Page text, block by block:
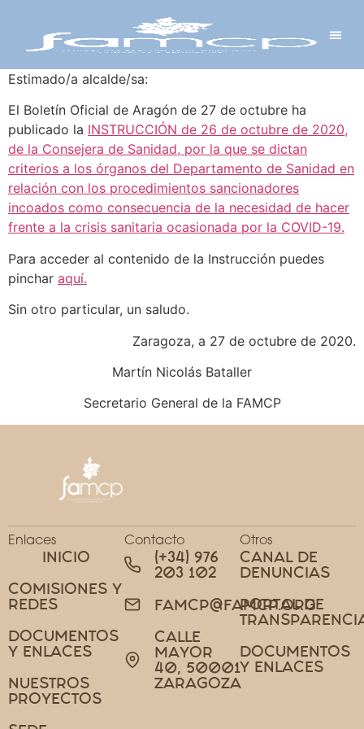
Estimado/a alcalde/sa:
El Boletín Oficial de Aragón de 27 de octubre ha
publicado la INSTRUCCIÓN de 26 de octubre de 2020,
de la Consejera de Sanidad, por la que se dictan
criterios a los órganos del Departamento de Sanidad en
relación con los procedimientos sancionadores
incoados como consecuencia de la necesidad de hacer
frente a la crisis sanitaria ocasionada por la COVID-19.
Para acceder al contenido de la Instrucción puedes
pinchar aquí.
Sin otro particular, un saludo.
Zaragoza, a 27 de octubre de 2020.
Martín Nicolás Bataller
Secretario General de la FAMCP
Enlaces
INICIO
COMISIONES Y
REDES
DOCUMENTOS
Y ENLACES
NUESTROS
PROYECTOS
Contacto
(+34) 976
203 102
FAMCP@FAMCP.ORG
CALLE
MAYOR
40, 50001
ZARAGOZA
Otros
CANAL DE
DENUNCIAS
PORTAL DE
DOCUMENTOS
Y ENLACES